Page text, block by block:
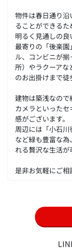
物件は春日通り
ることができる
明るく見通しの良
最寄りの「後楽
ル、コンビニが
所）やラクーアな
のお出掛けまで徒
建物は築浅なの
カメラといった
感がございます。
周辺には「小石川
など緑も豊富な
れる贅沢な生活が
是非お気軽にご